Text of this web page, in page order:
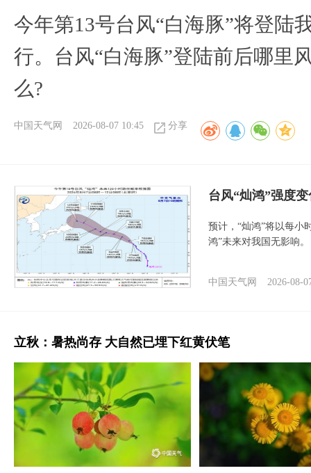
今年第13号台风“白海豚”将登陆
行。台风“白海豚”登陆前后哪里
么?
中国天气网 2026-08-07 10:45 分享
台风“灿鸿”强度
预计，“灿鸿”将以每小
鸿”未来对我国无影响。
中国天气网 2026-08-
立秋：暑热尚存 大自然已埋下红黄伏笔